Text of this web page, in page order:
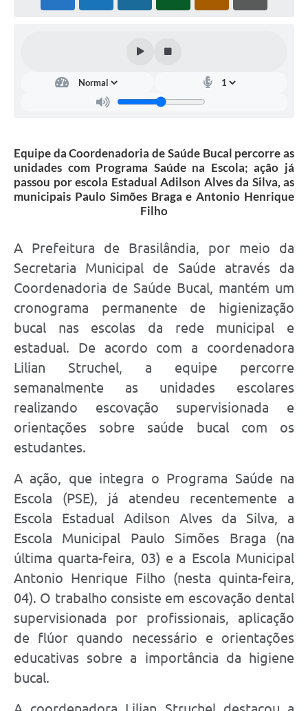
Equipe da Coordenadoria de Saúde Bucal percorre as
unidades com Programa Saúde na Escola; ação já
passou por escola Estadual Adilson Alves da Silva, as
municipais Paulo Simões Braga e Antonio Henrique
Filho
A Prefeitura de Brasilândia, por meio da
Secretaria Municipal de Saúde através da
Coordenadoria de Saúde Bucal, mantém um
cronograma permanente de higienização
bucal nas escolas da rede municipal e
estadual. De acordo com a coordenadora
Lilian Struchel, a equipe percorre
semanalmente as unidades escolares
realizando escovação supervisionada e
orientações sobre saúde bucal com os
estudantes.
A ação, que integra o Programa Saúde na
Escola (PSE), já atendeu recentemente a
Escola Estadual Adilson Alves da Silva, a
Escola Municipal Paulo Simões Braga (na
última quarta-feira, 03) e a Escola Municipal
Antonio Henrique Filho (nesta quinta-feira,
04). O trabalho consiste em escovação dental
supervisionada por profissionais, aplicação
de flúor quando necessário e orientações
educativas sobre a importância da higiene
bucal.